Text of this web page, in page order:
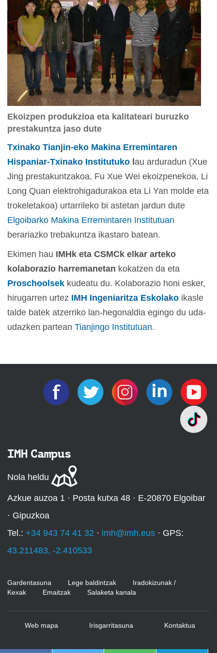
Ekoizpen produkzioa eta kalitateari buruzko
prestakuntza jaso dute
Txinako Tianjin-eko Makina Erremintaren
Hispaniar-Txinako Institutuko au arduradun (Xue
Jing prestakuntzakoa, Fu Xue Wei ekoizpenekoa, Li
Long Quan elektrohigadurakoa eta Li Yan molde eta
trokeletakoa) urtarrileko bi astetan jardun dute
Elgoibarko Makina Erremintaren Institutuan
berariazko trebakuntza ikastaro batean.
Ekimen hau IMHk eta CSMCk elkar arteko
kolaborazio harremanetan kokatzen da eta
Proschoolsek kudeatu du. Kolaborazio honi esker,
hirugarren urtez IMH Ingeniaritza Eskolako ikasle
talde batek atzerriko lan-hegonaldia egingo du uda-
udazken partean Tianjingo Institutuan.
IMH Campus
Nola heldu
Azkue auzoa 1 · Posta kutxa 48 · E-20870 Elgoibar
· Gipuzkoa
Tel.: +34 943 74 41 32 · imh@imh.eus · GPS:
43.211483, -2.410533
Gardentasuna Lege baldintzak
Iradokizunak /
Kexak
Emaitzak Salaketa kanala
Web mapa Irisgarritasuna Kontaktua